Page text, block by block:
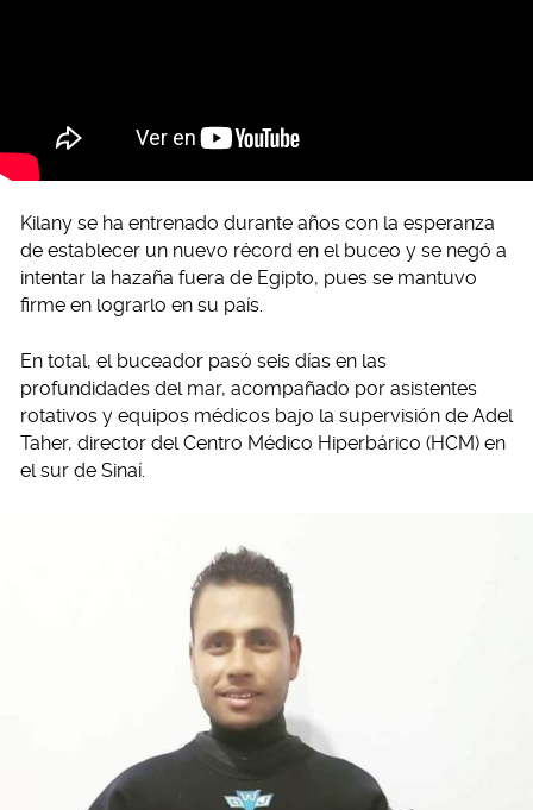
Kilany se ha entrenado durante años con la esperanza
de establecer un nuevo récord en el buceo y se negó a
intentar la hazaña fuera de Egipto, pues se mantuvo
firme en lograrlo en su país.
En total, el buceador pasó seis días en las
profundidades del mar, acompañado por asistentes
rotativos y equipos médicos bajo la supervisión de Adel
Taher, director del Centro Médico Hiperbárico (HCM) en
el sur de Sinaí.